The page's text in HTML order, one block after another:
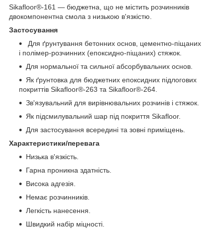
Sikafloor®-161 — бюджетна, що не містить розчинників
двокомпонентна смола з низькою в'язкістю.
Застосування
Для ґрунтування бетонних основ, цементно-піщаних
і полімер-розчинних (епоксидно-піщаних) стяжок.
Для нормальної та сильної абсорбувальних основ.
Як ґрунтовка для бюджетних епоксидних підлогових
покриттів Sikafloor®-263 та Sikafloor®-264.
Зв'язувальний для вирівнювальних розчинів і стяжок.
Як підсмилувальний шар під покриття Sikafloor.
Для застосування всередині та зовні приміщень.
Характеристики/перевага
Низька в'язкість.
Гарна проникна здатність.
Висока адгезія.
Немає розчинників.
Легкість нанесення.
Швидкий набір міцності.